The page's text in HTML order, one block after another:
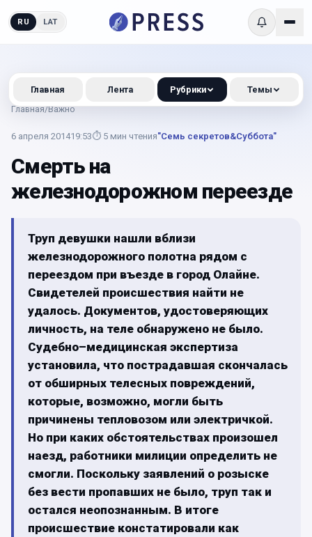
RU LAT
Главная/Важно
6 апреля 201419:53⏱ 5 мин чтения"Семь секретов&Суббота"
Смерть на
железнодорожном переезде
Труп девушки нашли вблизи
железнодорожного полотна рядом с
переездом при въезде в город Олайне.
Свидетелей происшествия найти не
удалось. Документов, удостоверяющих
личность, на теле обнаружено не было.
Судебно–медицинская экспертиза
установила, что пострадавшая скончалась
от обширных телесных повреждений,
которые, возможно, могли быть
причинены тепловозом или электричкой.
Но при каких обстоятельствах произошел
наезд, работники милиции определить не
смогли. Поскольку заявлений о розыске
без вести пропавших не было, труп так и
остался неопознанным. В итоге
происшествие констатировали как
Главная Лента Рубрики Темы